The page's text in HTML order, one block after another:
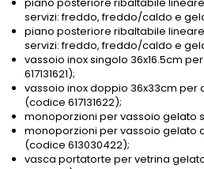
piano posteriore ribaltabile
servizi: freddo, freddo/caldo e
piano posteriore ribaltabile
servizi: freddo, freddo/caldo e
vassoio inox singolo 36x16.5cm
617131621);
vassoio inox doppio 36x33cm per
(codice 617131622);
monoporzioni per vassoio gelato
monoporzioni per vassoio gelato
(codice 613030422);
vasca portatorte per vetrina